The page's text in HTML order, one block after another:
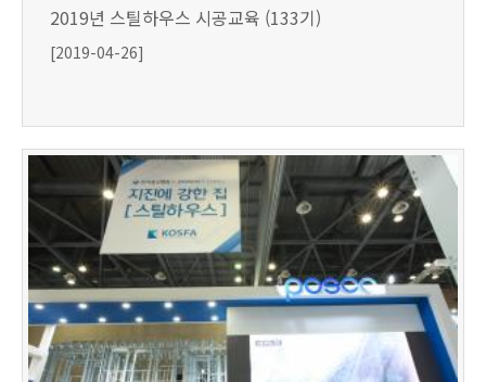
2019년 스틸하우스 시공교육 (133기)
[2019-04-26]